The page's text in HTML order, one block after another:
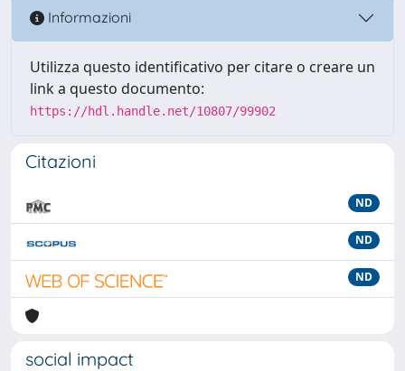
Informazioni
Utilizza questo identificativo per citare o creare un
link a questo documento:
https://hdl.handle.net/10807/99902
Citazioni
ND
ND
ND
social impact